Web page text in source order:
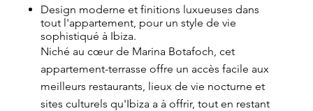
Design moderne et finitions luxueuses dans
tout l'appartement, pour un style de vie
sophistiqué à Ibiza.
Niché au cœur de Marina Botafoch, cet
appartement-terrasse offre un accès facile aux
meilleurs restaurants, lieux de vie nocturne et
sites culturels qu'Ibiza a à offrir, tout en restant